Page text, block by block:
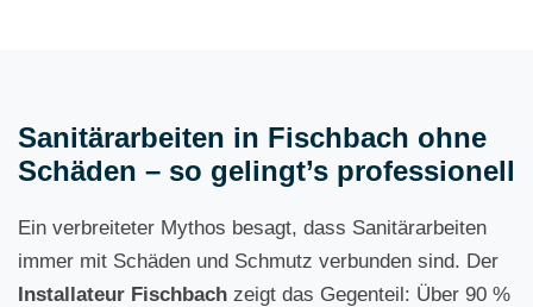
Sanitärarbeiten in Fischbach ohne
Schäden – so gelingt’s professionell
Ein verbreiteter Mythos besagt, dass Sanitärarbeiten
immer mit Schäden und Schmutz verbunden sind. Der
Installateur Fischbach zeigt das Gegenteil: Über 90 %